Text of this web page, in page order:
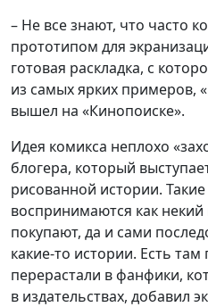
– Не все знают, что часто
прототипом для
готовая раскладка, с
из самых ярких примеров,
вышел на «Кинопоиске».
Идея комикса неплохо
блогера, который
рисованной истории.
воспринимаются как некий
покупают, да и сами
какие-то истории. Есть
перерастали в фанфики,
в издательствах, добавил